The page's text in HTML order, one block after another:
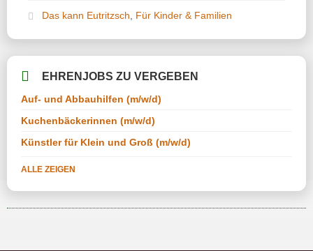
Das kann Eutritzsch Für Kinder & Familien
EHRENJOBS ZU VERGEBEN
Auf- und Abbauhilfen (m/w/d)
Kuchenbäckerinnen (m/w/d)
Künstler für Klein und Groß (m/w/d)
ALLE ZEIGEN